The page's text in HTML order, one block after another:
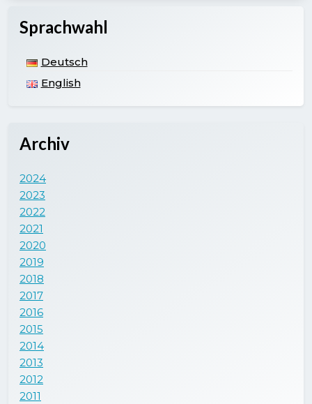
Sprachwahl
Deutsch
English
Archiv
2024
2023
2022
2021
2020
2019
2018
2017
2016
2015
2014
2013
2012
2011